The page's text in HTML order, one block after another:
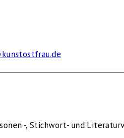
-, Stichwort- und